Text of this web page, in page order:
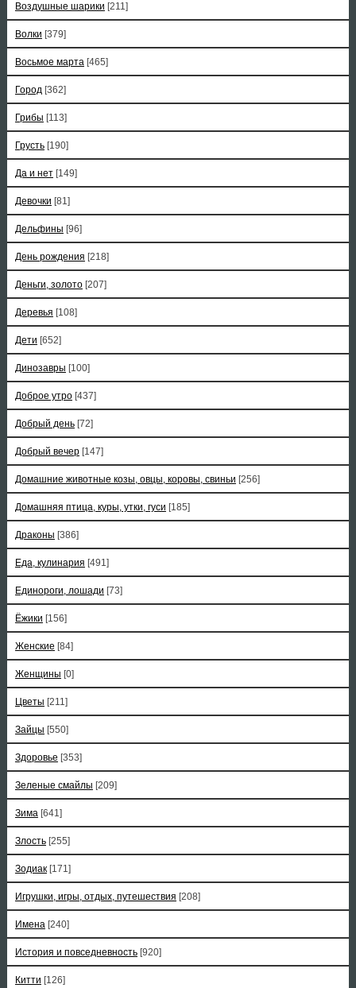
Воздушные шарики [211]
Волки [379]
Восьмое марта [465]
Город [362]
Грибы [113]
Грусть [190]
Да и нет [149]
Девочки [81]
Дельфины [96]
День рождения [218]
Деньги, золото [207]
Деревья [108]
Дети [652]
Динозавры [100]
Доброе утро [437]
Добрый день [72]
Добрый вечер [147]
Домашние животные козы, овцы, коровы, свиньи [256]
Домашняя птица, куры, утки, гуси [185]
Драконы [386]
Еда, кулинария [491]
Единороги, лошади [73]
Ёжики [156]
Женские [84]
Женщины [0]
Цветы [211]
Зайцы [550]
Здоровье [353]
Зеленые смайлы [209]
Зима [641]
Злость [255]
Зодиак [171]
Игрушки, игры, отдых, путешествия [208]
Имена [240]
История и повседневность [920]
Китти [126]